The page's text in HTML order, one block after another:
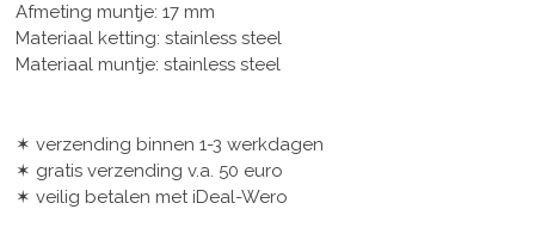
Afmeting muntje: 17 mm
Materiaal ketting: stainless steel
Materiaal muntje: stainless steel
✶ verzending binnen 1-3 werkdagen
✶ gratis verzending v.a. 50 euro
✶ veilig betalen met iDeal-Wero